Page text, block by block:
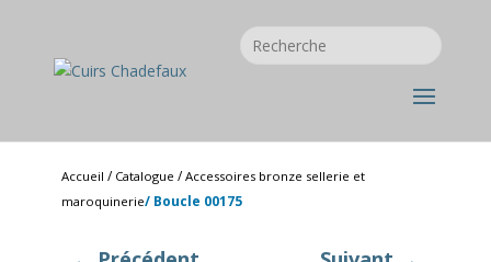
Accueil / Catalogue /Accessoires bronze sellerie et
maroquinerie/ Boucle 00175